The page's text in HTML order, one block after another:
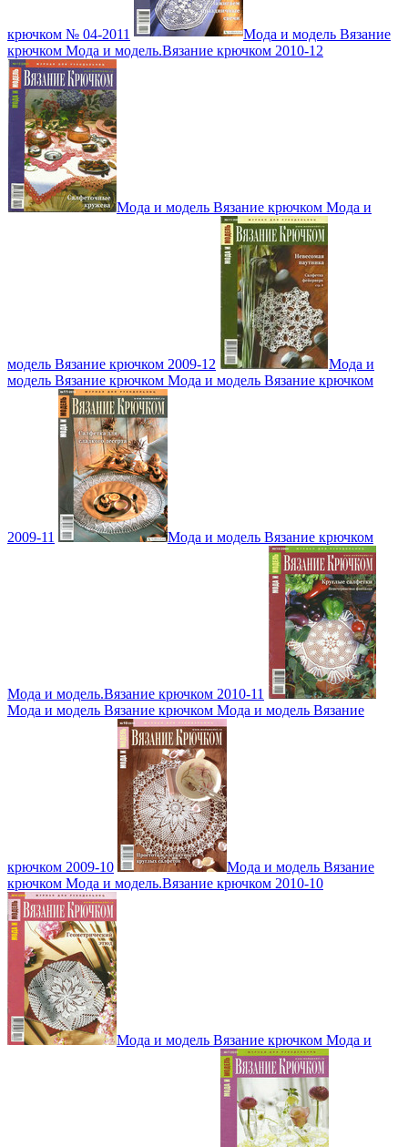
крючком № 04-2011
Мода и модель Вязание
крючком Мода и модель.Вязание крючком 2010-12
Мода и модель Вязание крючком Мода и
модель Вязание крючком 2009-12
Мода и
модель Вязание крючком Мода и модель Вязание крючком
2009-11 Мода и модель Вязание крючком
Мода и модель.Вязание крючком 2010-11
Мода и модель Вязание крючком Мода и модель Вязание
крючком 2009-10
Мода и модель Вязание
крючком Мода и модель.Вязание крючком 2010-10
Мода и модель Вязание крючком Мода и